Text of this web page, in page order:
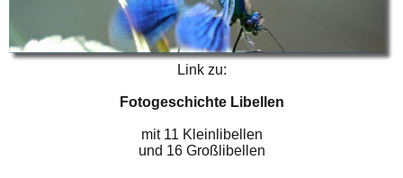
Link zu:
Fotogeschichte Libellen
mit 11 Kleinlibellen
und 16 Großlibellen